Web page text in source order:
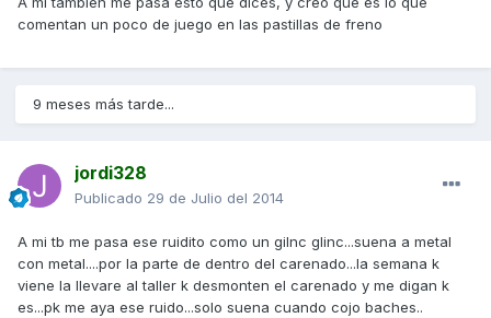
comentan un poco de juego en las pastillas de freno
9 meses más tarde...
jordi328
Publicado 29 de Julio del 2014
A mi tb me pasa ese ruidito como un gilnc glinc...suena a metal
con metal....por la parte de dentro del carenado...la semana k
viene la llevare al taller k desmonten el carenado y me digan k
es...pk me aya ese ruido...solo suena cuando cojo baches..